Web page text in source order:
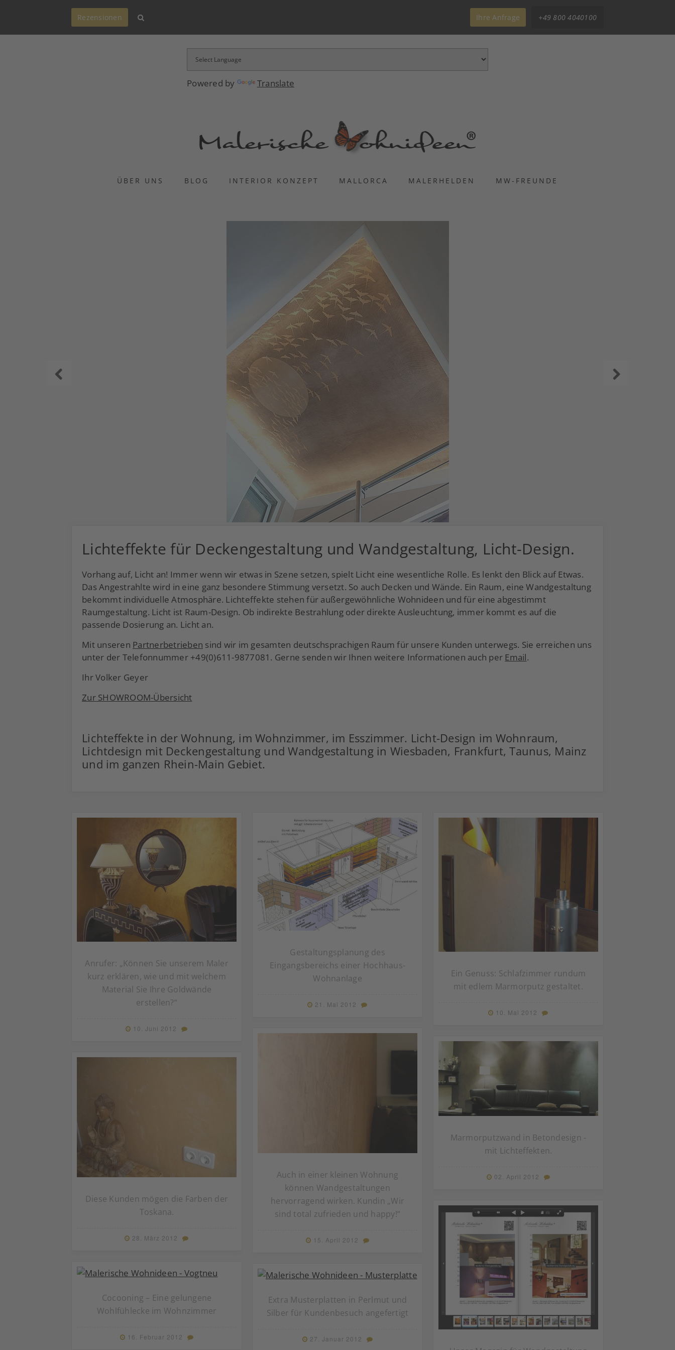
Powered by Translate
Rezensionen Ihre Anfrage +49 800 4040100
ÜBER UNS BLOG INTERIOR KONZEPT MALLORCA MALERHELDEN MW-FREUNDE
Lichteffekte für Deckengestaltung und Wandgestaltung, Licht-Design.
Vorhang auf, Licht an! Immer wenn wir etwas in Szene setzen, spielt Licht eine wesentliche Rolle. Es lenkt den Blick auf Etwas.
Das Angestrahlte wird in eine ganz besondere Stimmung versetzt. So auch Decken und Wände. Ein Raum, eine Wandgestaltung
bekommt individuelle Atmosphäre. Lichteffekte stehen für außergewöhnliche Wohnideen und für eine abgestimmt
Raumgestaltung. Licht ist Raum-Design. Ob indirekte Bestrahlung oder direkte Ausleuchtung, immer kommt es auf die
passende Dosierung an. Licht an.
Mit unseren Partnerbetrieben sind wir im gesamten deutschsprachigen Raum für unsere Kunden unterwegs. Sie erreichen uns
unter der Telefonnummer +49(0)611-9877081. Gerne senden wir Ihnen weitere Informationen auch per Email.
Ihr Volker Geyer
Zur SHOWROOM-Übersicht
Lichteffekte in der Wohnung, im Wohnzimmer, im Esszimmer. Licht-Design im Wohnraum,
Lichtdesign mit Deckengestaltung und Wandgestaltung in Wiesbaden, Frankfurt, Taunus, Mainz
und im ganzen Rhein-Main Gebiet.
Anrufer: „Können Sie unserem Maler
kurz erklären, wie und mit welchem
Material Sie Ihre Goldwände
erstellen?“
10. Juni 2012
Gestaltungsplanung des
Eingangsbereichs einer Hochhaus-
Wohnanlage
21. Mai 2012
Ein Genuss: Schlafzimmer rundum
mit edlem Marmorputz gestaltet.
10. Mai 2012
Auch in einer kleinen Wohnung
können Wandgestaltungen
hervorragend wirken. Kundin „Wir
sind total zufrieden und happy!“
15. April 2012
Marmorputzwand in Betondesign -
mit Lichteffekten.
02. April 2012
Diese Kunden mögen die Farben der
Toskana.
28. März 2012
Cocooning – Eine gelungene
Wohlfühlecke im Wohnzimmer
16. Februar 2012
Extra Musterplatten in Perlmut und
Silber für Kundenbesuch angefertigt
27. Januar 2012